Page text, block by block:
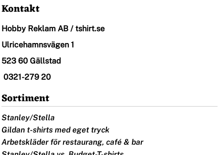
Kontakt
Hobby Reklam AB / tshirt.se
Ulricehamnsvägen 1
523 60 Gällstad
0321-279 20
Sortiment
Stanley/Stella
Gildan t-shirts med eget tryck
Arbetskläder för restaurang, café & bar